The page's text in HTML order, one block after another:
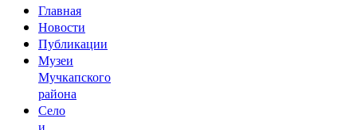
Главная
Новости
Публикации
Музеи
Мучкапского
района
Село
и